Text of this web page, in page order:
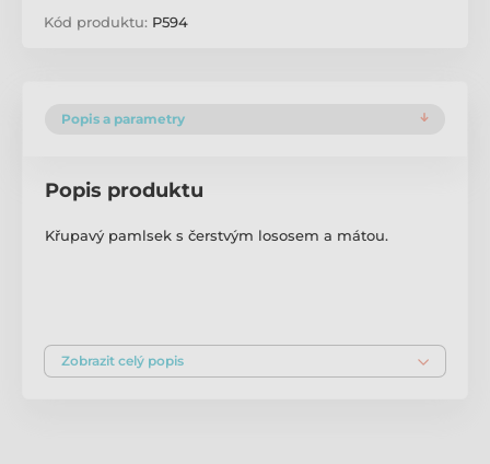
Kód produktu: P594
Popis a parametry
Popis produktu
Křupavý pamlsek s čerstvým lososem a mátou.
Doplňkové krmivo pro kočky.
Lahodný pamlsek z lososa vhodný pro všechny kočky
Zobrazit celý popis